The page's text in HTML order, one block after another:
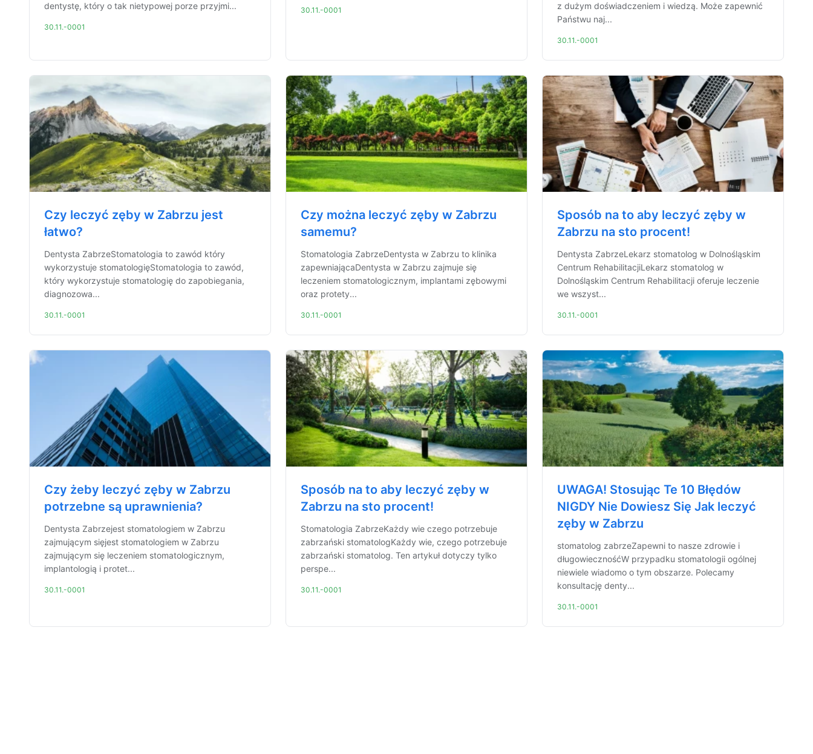
dentystę, który o tak nietypowej porze przyjmi...
30.11.-0001
30.11.-0001
z dużym doświadczeniem i wiedzą. Może zapewnić
Państwu naj...
30.11.-0001
Czy leczyć zęby w Zabrzu jest
łatwo?
Dentysta ZabrzeStomatologia to zawód który
wykorzystuje stomatologięStomatologia to zawód,
który wykorzystuje stomatologię do zapobiegania,
diagnozowa...
30.11.-0001
Czy można leczyć zęby w Zabrzu
samemu?
Stomatologia ZabrzeDentysta w Zabrzu to klinika
zapewniającaDentysta w Zabrzu zajmuje się
leczeniem stomatologicznym, implantami zębowymi
oraz protety...
30.11.-0001
Sposób na to aby leczyć zęby w
Zabrzu na sto procent!
Dentysta ZabrzeLekarz stomatolog w Dolnośląskim
Centrum RehabilitacjiLekarz stomatolog w
Dolnośląskim Centrum Rehabilitacji oferuje leczenie
we wszyst...
30.11.-0001
Czy żeby leczyć zęby w Zabrzu
potrzebne są uprawnienia?
Dentysta Zabrzejest stomatologiem w Zabrzu
zajmującym sięjest stomatologiem w Zabrzu
zajmującym się leczeniem stomatologicznym,
implantologią i protet...
30.11.-0001
Sposób na to aby leczyć zęby w
Zabrzu na sto procent!
Stomatologia ZabrzeKażdy wie czego potrzebuje
zabrzański stomatologKażdy wie, czego potrzebuje
zabrzański stomatolog. Ten artykuł dotyczy tylko
perspe...
30.11.-0001
UWAGA! Stosując Te 10 Błędów
NIGDY Nie Dowiesz Się Jak leczyć
zęby w Zabrzu
stomatolog zabrzeZapewni to nasze zdrowie i
długowiecznośćW przypadku stomatologii ogólnej
niewiele wiadomo o tym obszarze. Polecamy
konsultację denty...
30.11.-0001